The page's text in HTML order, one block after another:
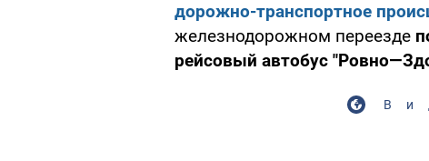
дорожно-транспортное
железнодорожном переезде
рейсовый автобус